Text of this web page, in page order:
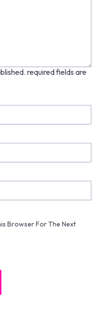
required fields are
Browser For The Next